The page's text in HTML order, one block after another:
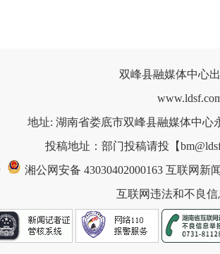
双峰县融媒体中心
地址: 湖南省娄底市双峰县融媒体中心
投稿地址：部门投稿请投【
湘公网安备 43030402000163 互联网新
互联网违法和不良信